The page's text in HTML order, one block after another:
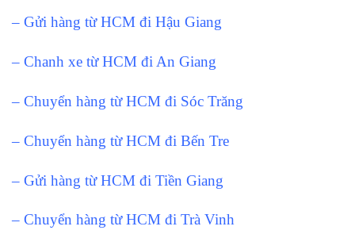
– Gửi hàng từ HCM đi Hậu Giang
– Chanh xe từ HCM đi An Giang
– Chuyển hàng từ HCM đi Sóc Trăng
– Chuyển hàng từ HCM đi Bến Tre
– Gửi hàng từ HCM đi Tiền Giang
– Chuyển hàng từ HCM đi Trà Vinh